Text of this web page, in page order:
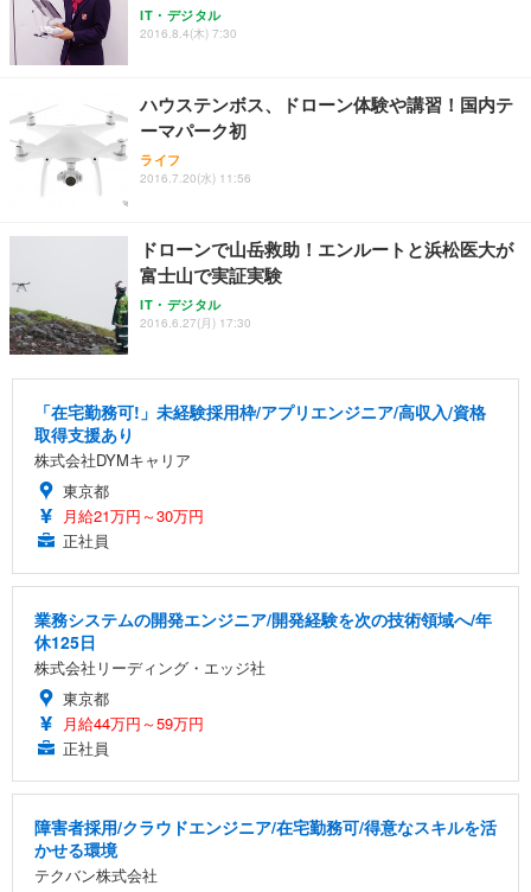
IT・デジタル
2016.8.4(木) 7:30
ハウステンボス、ドローン体験や講習！国内テ
ーマパーク初
ライフ
2016.7.20(水) 11:56
ドローンで山岳救助！エンルートと浜松医大が
富士山で実証実験
IT・デジタル
2016.6.27(月) 17:30
「在宅勤務可!」未経験採用枠/アプリエンジニア/高収入/資格
取得支援あり
株式会社DYMキャリア
東京都
月給21万円～30万円
正社員
業務システムの開発エンジニア/開発経験を次の技術領域へ/年
休125日
株式会社リーディング・エッジ社
東京都
月給44万円～59万円
正社員
障害者採用/クラウドエンジニア/在宅勤務可/得意なスキルを活
かせる環境
テクバン株式会社